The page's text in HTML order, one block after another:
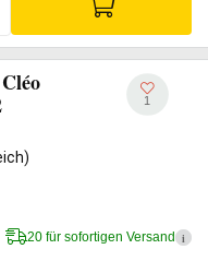
1
20 für sofortigen Versand i